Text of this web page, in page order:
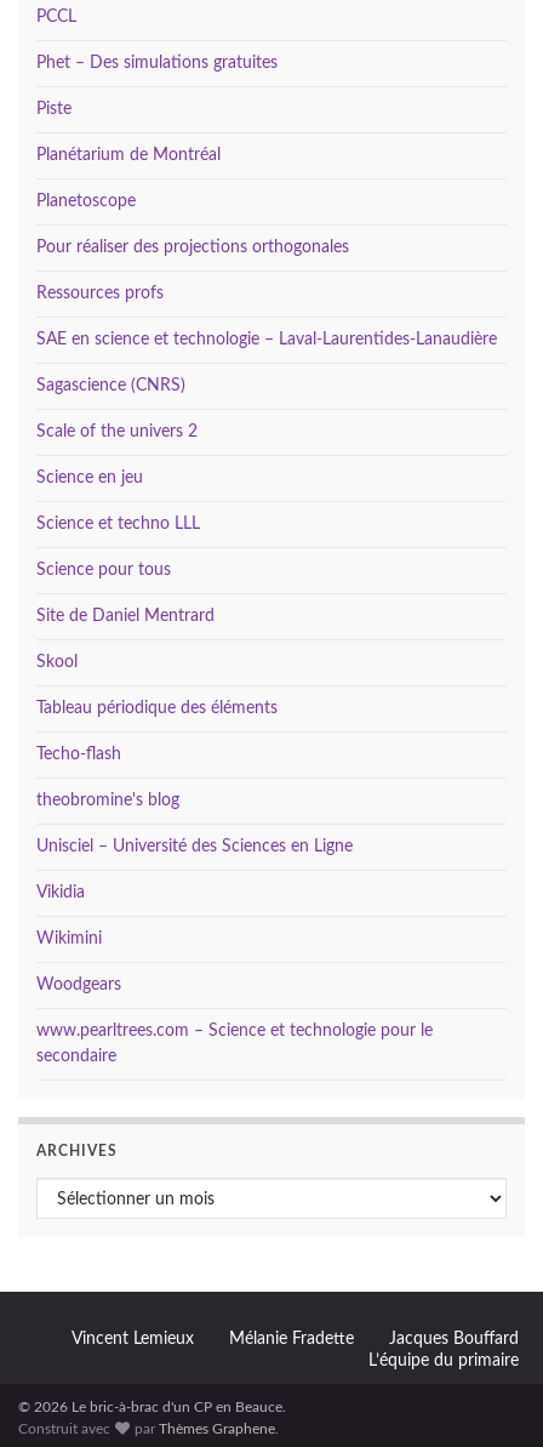
PCCL
Phet – Des simulations gratuites
Piste
Planétarium de Montréal
Planetoscope
Pour réaliser des projections orthogonales
Ressources profs
SAE en science et technologie – Laval-Laurentides-Lanaudière
Sagascience (CNRS)
Scale of the univers 2
Science en jeu
Science et techno LLL
Science pour tous
Site de Daniel Mentrard
Skool
Tableau périodique des éléments
Techo-flash
theobromine's blog
Unisciel – Université des Sciences en Ligne
Vikidia
Wikimini
Woodgears
www.pearltrees.com – Science et technologie pour le
secondaire
ARCHIVES
Archives
Vincent Lemieux Mélanie Fradette
Jacques Bouffard
L’équipe du primaire
© 2026 Le bric-à-brac d'un CP en Beauce.
Construit avec
parThèmes Graphene